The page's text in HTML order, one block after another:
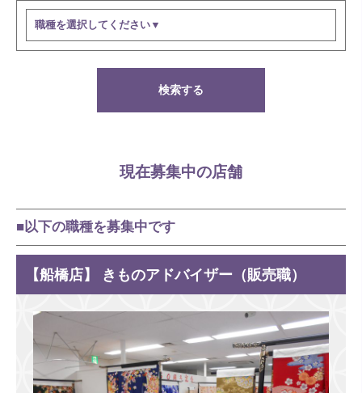
検索する
現在募集中の店舗
■以下の職種を募集中です
【船橋店】 きものアドバイザー（販売職）